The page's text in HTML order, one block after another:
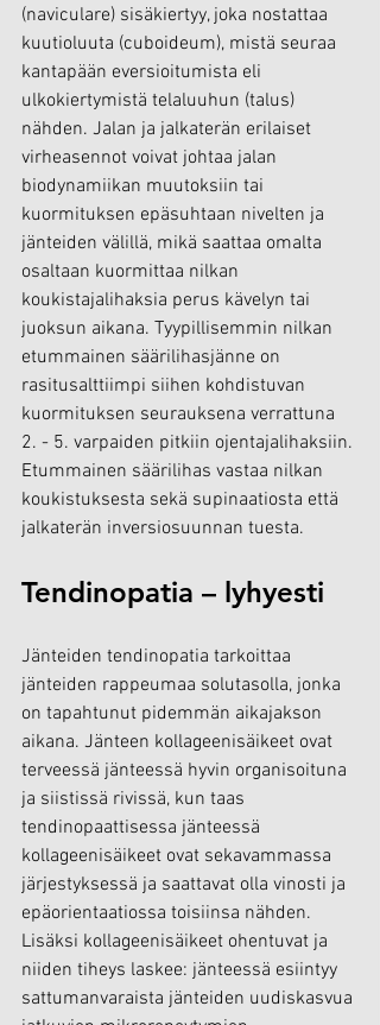
(naviculare) sisäkiertyy, joka nostattaa
kuutioluuta (cuboideum), mistä seuraa
kantapään eversioitumista eli
ulkokiertymistä telaluuhun (talus)
nähden. Jalan ja jalkaterän erilaiset
virheasennot voivat johtaa jalan
biodynamiikan muutoksiin tai
kuormituksen epäsuhtaan nivelten ja
jänteiden välillä, mikä saattaa omalta
osaltaan kuormittaa nilkan
koukistajalihaksia perus kävelyn tai
juoksun aikana. Tyypillisemmin nilkan
etummainen säärilihasjänne on
rasitusalttiimpi siihen kohdistuvan
kuormituksen seurauksena verrattuna
2. - 5. varpaiden pitkiin ojentajalihaksiin.
Etummainen säärilihas vastaa nilkan
koukistuksesta sekä supinaatiosta että
jalkaterän inversiosuunnan tuesta.
Tendinopatia – lyhyesti
Jänteiden tendinopatia tarkoittaa
jänteiden rappeumaa solutasolla, jonka
on tapahtunut pidemmän aikajakson
aikana. Jänteen kollageenisäikeet ovat
terveessä jänteessä hyvin organisoituna
ja siistissä rivissä, kun taas
tendinopaattisessa jänteessä
kollageenisäikeet ovat sekavammassa
järjestyksessä ja saattavat olla vinosti ja
epäorientaatiossa toisiinsa nähden.
Lisäksi kollageenisäikeet ohentuvat ja
niiden tiheys laskee: jänteessä esiintyy
sattumanvaraista jänteiden uudiskasvua